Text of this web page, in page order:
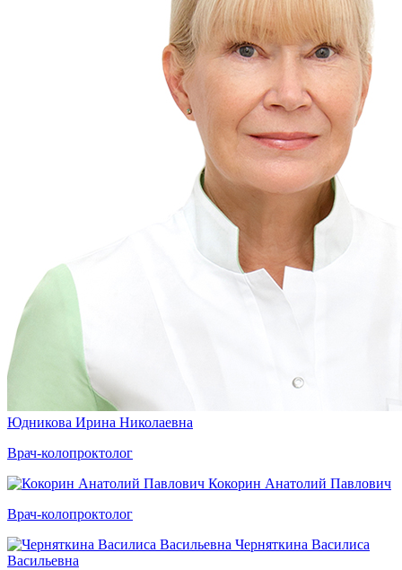
Юдникова Ирина Николаевна
Врач-колопроктолог
Кокорин Анатолий Павлович
Врач-колопроктолог
Черняткина Василиса
Васильевна